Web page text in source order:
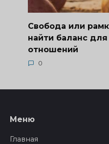
Свобода или
найти баланс
отношений
0
Меню
Главная